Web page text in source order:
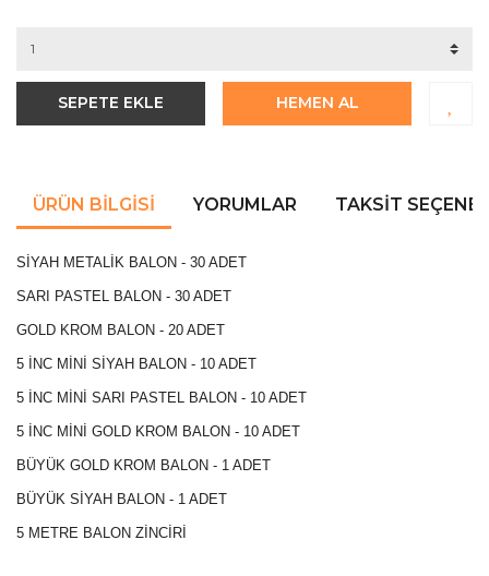
SEPETE EKLE HEMEN AL
ÜRÜN BILGISI YORUMLAR TAKSIT
SİYAH METALİK BALON - 30 ADET
SARI PASTEL BALON - 30 ADET
GOLD KROM BALON - 20 ADET
5 İNC MİNİ SİYAH BALON - 10 ADET
5 İNC MİNİ SARI PASTEL BALON - 10 ADET
5 İNC MİNİ GOLD KROM BALON - 10 ADET
BÜYÜK GOLD KROM BALON - 1 ADET
BÜYÜK SİYAH BALON - 1 ADET
5 METRE BALON ZİNCİRİ